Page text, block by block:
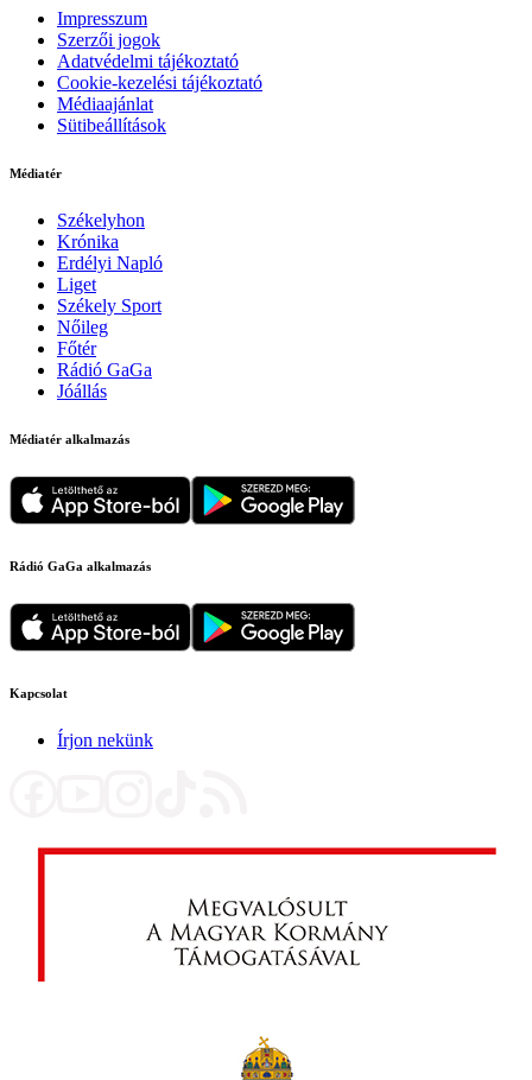
Impresszum
Szerzői jogok
Adatvédelmi tájékoztató
Cookie-kezelési tájékoztató
Médiaajánlat
Sütibeállítások
Médiatér
Székelyhon
Krónika
Erdélyi Napló
Liget
Székely Sport
Nőileg
Főtér
Rádió GaGa
Jóállás
Médiatér alkalmazás
Rádió GaGa alkalmazás
Kapcsolat
Írjon nekünk